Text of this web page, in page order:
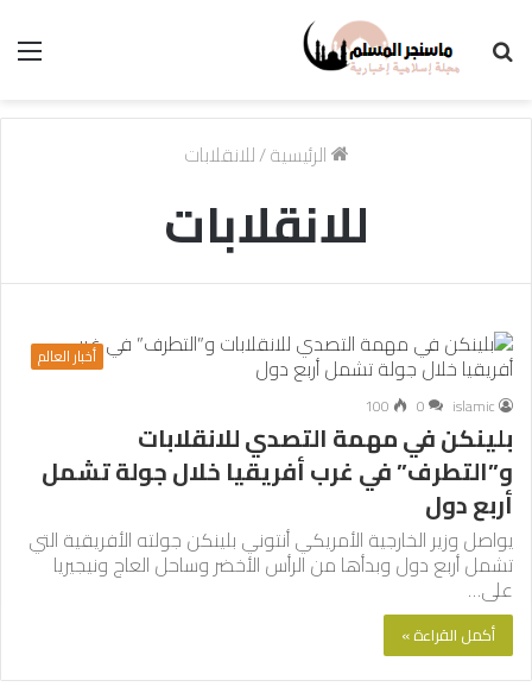
الرئيسية/للانقلابات
للانقلابات
أخبار العالم
islamic
0
100
بلينكن في مهمة التصدي للانقلابات
و”التطرف” في غرب أفريقيا خلال جولة تشمل
أربع دول
يواصل وزير الخارجية الأمريكي أنتوني بلينكن جولته الأفريقية التي
تشمل أربع دول وبدأها من الرأس الأخضر وساحل العاج ونيجيريا
على…
أكمل القراءة »